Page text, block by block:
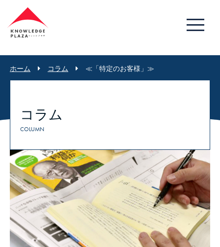
ホーム コラム ≪「特定のお客様」≫
コラム
COLUMN